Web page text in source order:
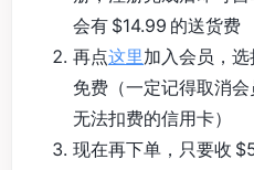
会有 $14.99 的送货费
再点这里加入会员，
免费（一定记得取消
无法扣费的信用卡）
现在再下单，只要收